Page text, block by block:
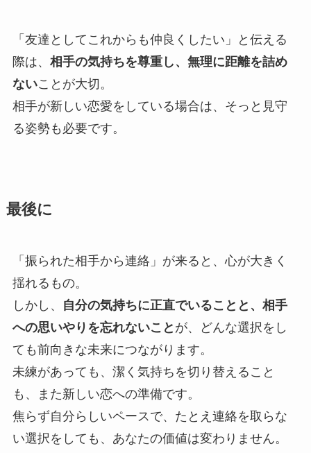
「友達としてこれからも仲良くしたい」と伝える
際は、 相手の気持ちを尊重し、無理に距離を詰め
ないことが大切。
相手が新しい恋愛をしている場合は、そっと見守
る姿勢も必要です。
最後に
「振られた相手から連絡」が来ると、心が大きく
揺れるもの。
しかし、
自分の気持ちに正直でいることと、相手
への思いやりを忘れないこと が、どんな選択をし
ても前向きな未来につながります。
未練があっても、潔く気持ちを切り替えること
も、また新しい恋への準備です。
焦らず自分らしいペースで、たとえ連絡を取らな
い選択をしても、あなたの価値は変わりません。